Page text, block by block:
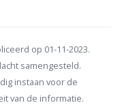
op 01-11-2023.
samengesteld.
instaan voor de
van de informatie.